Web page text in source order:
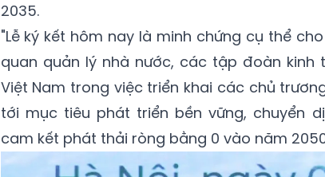
2035.
"Lễ ký kết hôm nay là minh chứng cụ thể
quan quản lý nhà nước, các tập đoàn
Việt Nam trong việc triển khai các chủ
tới mục tiêu phát triển bền vững, chuyển
cam kết phát thải ròng bằng 0 vào năm